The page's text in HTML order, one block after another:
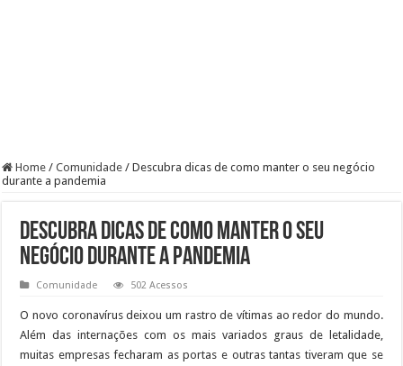
Home / Comunidade / Descubra dicas de como manter o seu negócio
durante a pandemia
Descubra dicas de como manter o seu
negócio durante a pandemia
Comunidade 502 Acessos
O novo coronavírus deixou um rastro de vítimas ao redor do mundo.
Além das internações com os mais variados graus de letalidade,
muitas empresas fecharam as portas e outras tantas tiveram que se